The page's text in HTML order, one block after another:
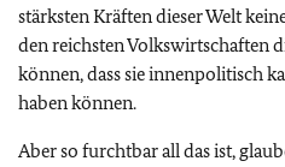
stärksten Kräften dieser Welt
den reichsten Volkswirtschaften
können, dass sie innenpolitisch
haben können.
Aber so furchtbar all das ist,